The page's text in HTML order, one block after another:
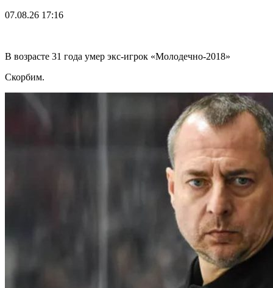
07.08.26 17:16
В возрасте 31 года умер экс-игрок «Молодечно-2018»
Скорбим.